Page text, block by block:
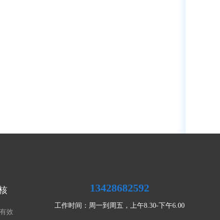
效
13428682592
工作时间：周一到周五，上午8.30-下午6.00